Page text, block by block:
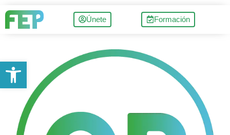
Únete Formación
Abrir barra de herramientas